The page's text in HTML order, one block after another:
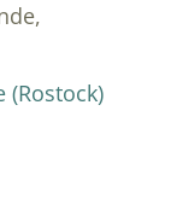
(Rostock)